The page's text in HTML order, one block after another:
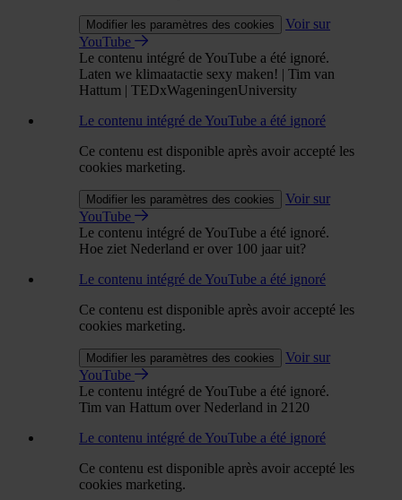
Modifier les paramètres des cookies
Voir sur
YouTube
Le contenu intégré de YouTube a été ignoré.
Laten we klimaatactie sexy maken! | Tim van
Hattum | TEDxWageningenUniversity
Le contenu intégré de YouTube a été ignoré
Ce contenu est disponible après avoir accepté les
cookies marketing.
Modifier les paramètres des cookies
Voir sur
YouTube
Le contenu intégré de YouTube a été ignoré.
Hoe ziet Nederland er over 100 jaar uit?
Le contenu intégré de YouTube a été ignoré
Ce contenu est disponible après avoir accepté les
cookies marketing.
Modifier les paramètres des cookies
Voir sur
YouTube
Le contenu intégré de YouTube a été ignoré.
Tim van Hattum over Nederland in 2120
Le contenu intégré de YouTube a été ignoré
Ce contenu est disponible après avoir accepté les
cookies marketing.